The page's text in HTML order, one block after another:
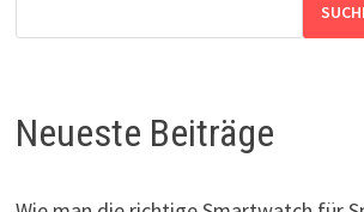
Neueste Beiträge